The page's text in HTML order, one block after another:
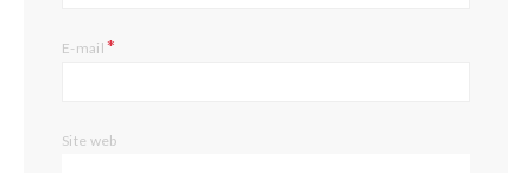
E-mail*
Site web